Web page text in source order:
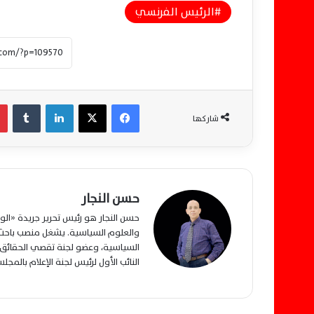
الرئيس الفرنسي
شاركها
فيسبوك ‫X لينكدإن
حسن النجار
حسن النجار هو رئيس تحرير جريدة
والعلوم السياسية. يشغل منصب
السياسية، وعضو لجنة تقصي
النائب الأول لرئيس لجنة الإعلام